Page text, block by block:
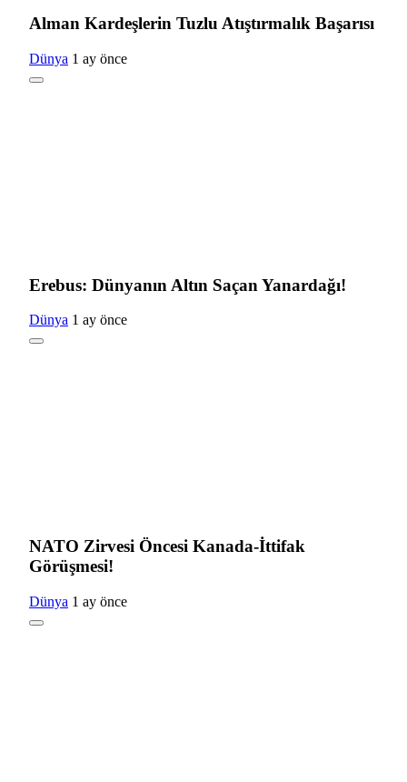
Alman Kardeşlerin Tuzlu Atıştırmalık Başarısı
Dünya 1 ay önce
Erebus: Dünyanın Altın Saçan Yanardağı!
Dünya 1 ay önce
NATO Zirvesi Öncesi Kanada-İttifak
Görüşmesi!
Dünya 1 ay önce